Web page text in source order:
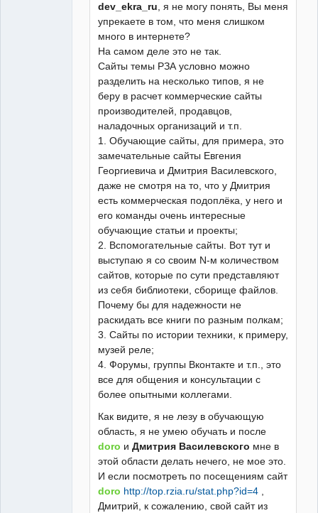
dev_ekra_ru, я не могу понять, Вы меня
упрекаете в том, что меня слишком
много в интернете?
На самом деле это не так.
Сайты темы РЗА условно можно
разделить на несколько типов, я не
беру в расчет коммерческие сайты
производителей, продавцов,
наладочных организаций и т.п.
1. Обучающие сайты, для примера, это
замечательные сайты Евгения
Георгиевича и Дмитрия Василевского,
даже не смотря на то, что у Дмитрия
есть коммерческая подоплёка, у него и
его команды очень интересные
обучающие статьи и проекты;
2. Вспомогательные сайты. Вот тут и
выступаю я со своим N-м количеством
сайтов, которые по сути представляют
из себя библиотеки, сборище файлов.
Почему бы для надежности не
раскидать все книги по разным полкам;
3. Сайты по истории техники, к примеру,
музей реле;
4. Форумы, группы Вконтакте и т.п., это
все для общения и консультации с
более опытными коллегами.
Как видите, я не лезу в обучающую
область, я не умею обучать и после
doro иДмитрия Василевского мне в
этой области делать нечего, не мое это.
И если посмотреть по посещениям сайт
doro http://top.rzia.ru/stat.php?id=4 ,
Дмитрий, к сожалению, свой сайт из